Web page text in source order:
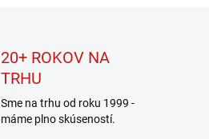
20+ ROKOV NA
TRHU
Sme na trhu od roku 1999 -
máme plno skúseností.